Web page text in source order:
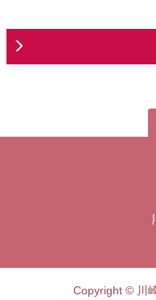
Copyright © 川